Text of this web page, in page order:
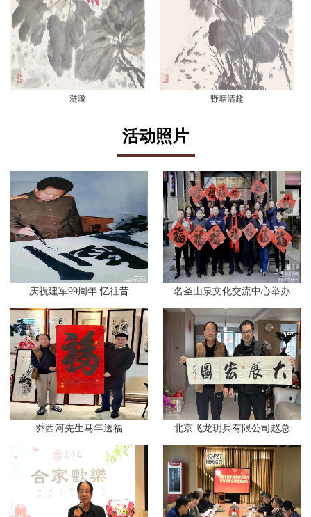
涟漪 野塘清趣
活动照片
庆祝建军99周年 忆往昔 名圣山泉文化交流中心举办
乔西河先生马年送福 北京飞龙玥兵有限公司赵总